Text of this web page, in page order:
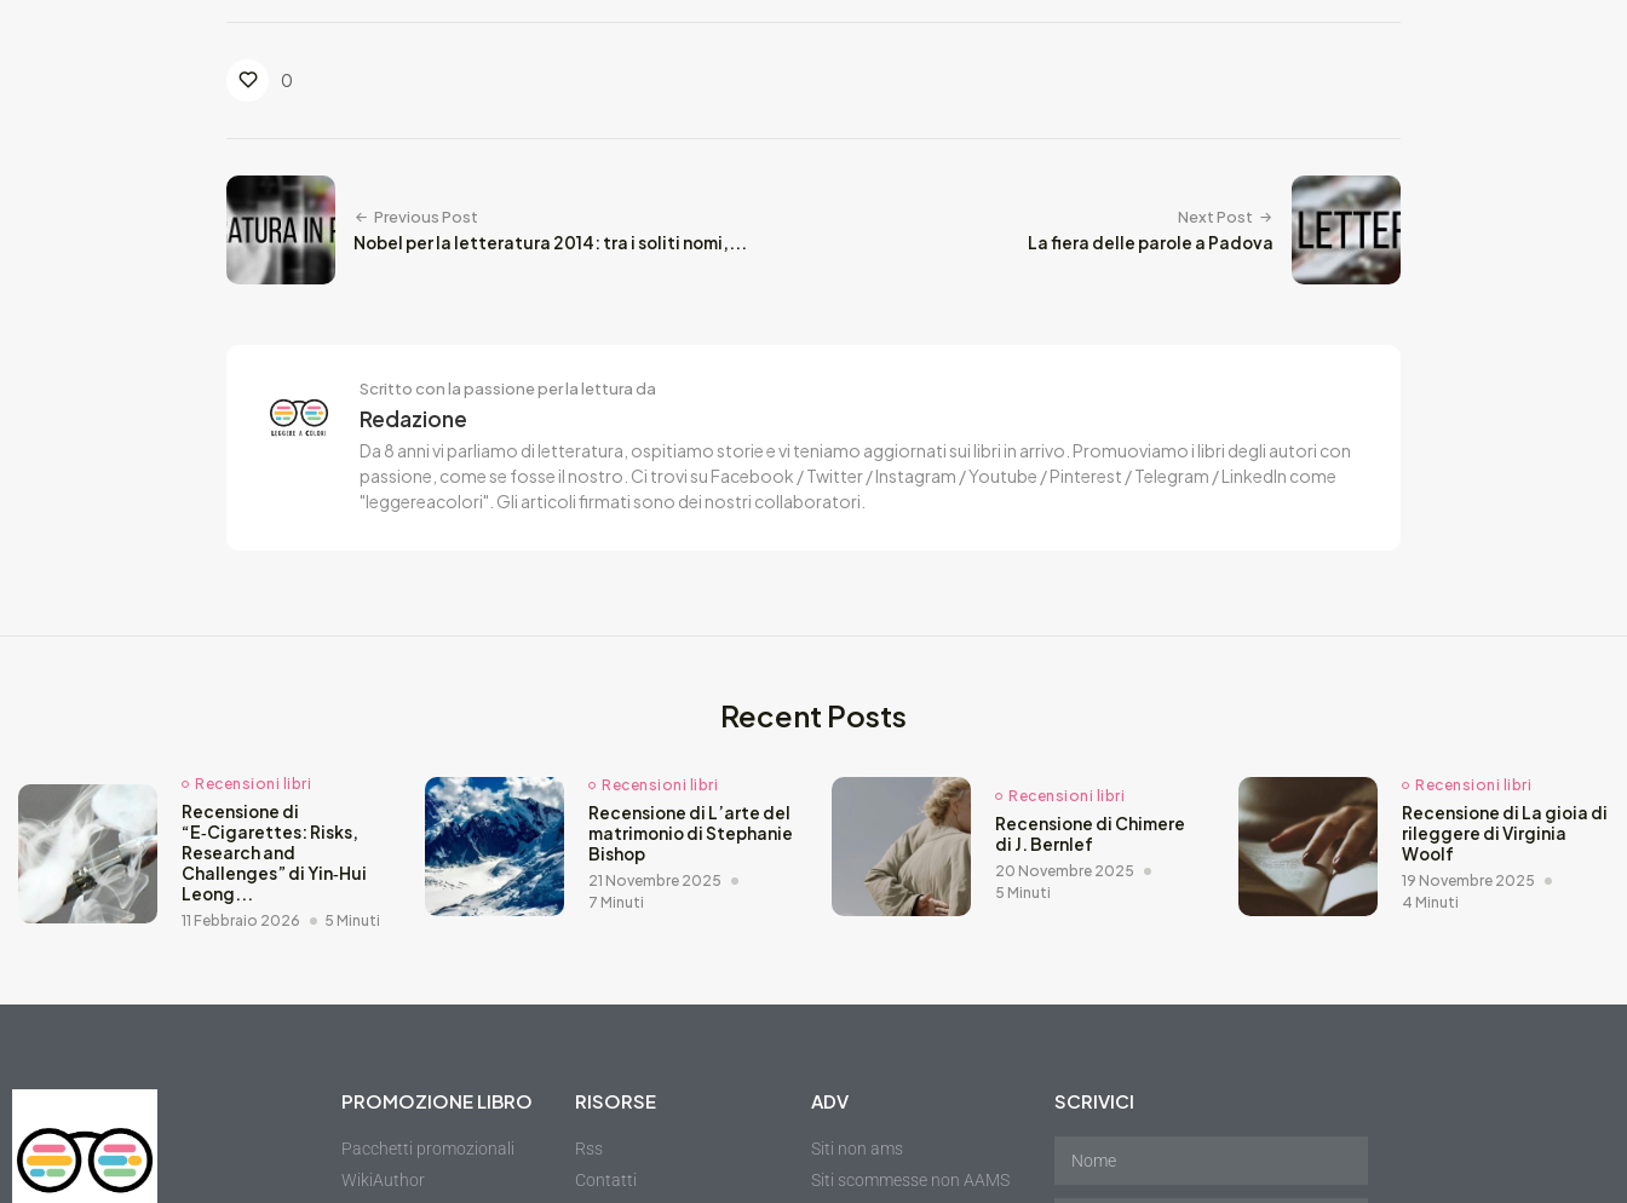
0
Previous Post
Nobel per la letteratura 2014: tra i soliti nomi,...
Next Post
La fiera delle parole a Padova
Scritto con la passione per la lettura da
Redazione
Da 8 anni vi parliamo di letteratura, ospitiamo storie e vi teniamo aggiornati sui libri in arrivo. Promuoviamo i libri degli autori con
passione, come se fosse il nostro. Ci trovi su Facebook / Twitter / Instagram / Youtube / Pinterest / Telegram / LinkedIn come
"leggereacolori". Gli articoli firmati sono dei nostri collaboratori.
Recent Posts
Recensioni libri
Recensione di
“E‑Cigarettes: Risks,
Research and
Challenges” di Yin‑Hui
Leong...
11 Febbraio 2026 5 Minuti
Recensioni libri
Recensione di L’arte del
matrimonio di Stephanie
Bishop
21 Novembre 2025
7 Minuti
Recensioni libri
Recensione di Chimere
di J. Bernlef
20 Novembre 2025
5 Minuti
Recensioni libri
Recensione di La gioia di
rileggere di Virginia
Woolf
19 Novembre 2025
4 Minuti
PROMOZIONE LIBRO
Pacchetti promozionali
WikiAuthor
RISORSE
Rss
Contatti
ADV
Siti non ams
Siti scommesse non AAMS
SCRIVICI